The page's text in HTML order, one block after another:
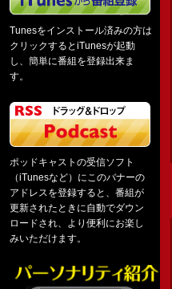
Tunesをインストール済みの方は
クリックするとiTunesが起動
し、簡単に番組を登録出来ま
す。
ポッドキャストの受信ソフト
（iTunesなど）にこのバナーの
アドレスを登録すると、番組が
更新されたときに自動でダウン
ロードされ、より便利にお楽し
みいただけます。